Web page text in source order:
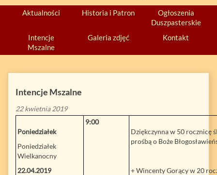
Aktualności Historia i Patron
Ogłoszenia
Duszpasterskie
Intencje
Mszalne
Galeria zdjęć Kontakt
Intencje Mszalne
22 kwietnia 2019
Poniedziałek
Poniedziałek
Wielkanocny
22.04.2019
9:00
Dziękczynna w 50 rocznicę
prośbą o Boże
+ Wincenty Gorący w 20